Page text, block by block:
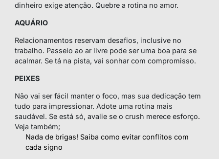
dinheiro exige atenção. Quebre a rotina no amor.
AQUÁRIO
Relacionamentos reservam desafios, inclusive no
trabalho. Passeio ao ar livre pode ser uma boa para se
acalmar. Se tá na pista, vai sonhar com compromisso.
PEIXES
Não vai ser fácil manter o foco, mas sua dedicação tem
tudo para impressionar. Adote uma rotina mais
saudável. Se está só, avalie se o crush merece esforço.
Veja também;
Nada de brigas! Saiba como evitar conflitos com
cada signo